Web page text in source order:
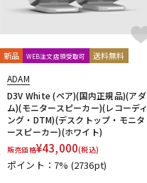
新品 WEB注文店頭受取可 送料無料
ADAM
D3V White (ペア)(国内正規品)(アダ
ム)(モニタースピーカー)(レコーディ
ング・DTM)(デスクトップ・モニタ
ースピーカー)(ホワイト)
販売価格¥43,000(税込)
ポイント：7% (2736pt)